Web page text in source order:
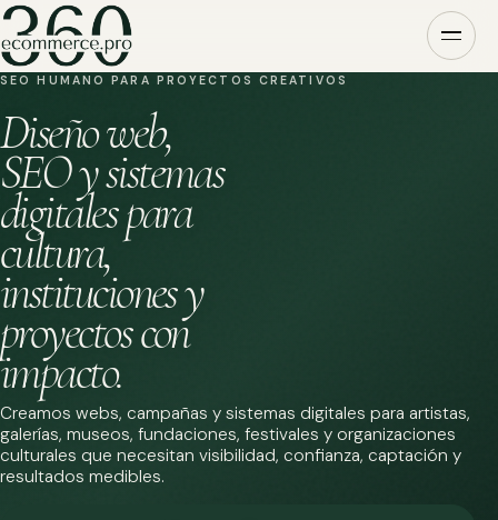
SEO HUMANO PARA PROYECTOS CREATIVOS
Diseño web,
SEO y sistemas
digitales para
cultura,
instituciones y
proyectos con
impacto.
Creamos webs, campañas y sistemas digitales para artistas,
galerías, museos, fundaciones, festivales y organizaciones
culturales que necesitan visibilidad, confianza, captación y
resultados medibles.